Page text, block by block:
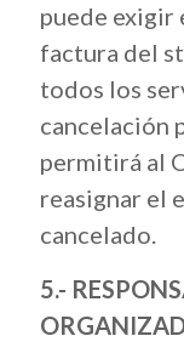
puede exigir
factura del
todos los
cancelación
permitirá al
reasignar el
cancelado.
5.-